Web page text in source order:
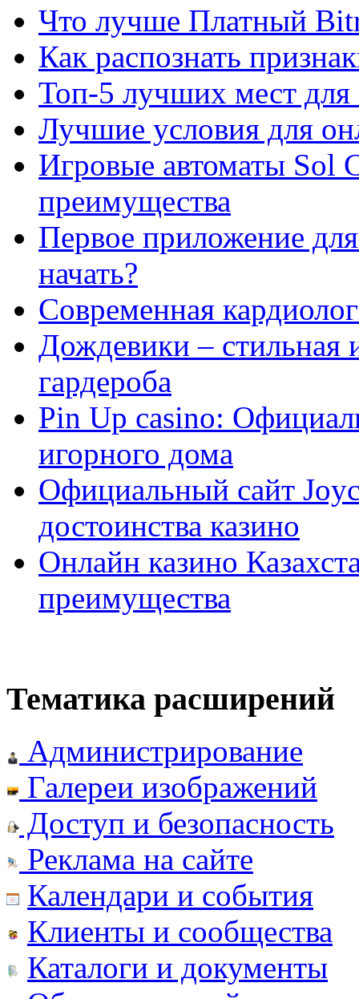
Что лучше Платный
Как распознать
Топ-5 лучших мест для
Лучшие условия для
Игровые автоматы Sol
преимущества
Первое приложение
начать?
Современная
Дождевики – стильная
гардероба
Pin Up casino:
игорного дома
Официальный сайт
достоинства казино
Онлайн казино
преимущества
Тематика расширений
Администрирование
Галереи изображений
Доступ и безопасность
Реклама на сайте
Календари и события
Клиенты и сообщества
Каталоги и документы